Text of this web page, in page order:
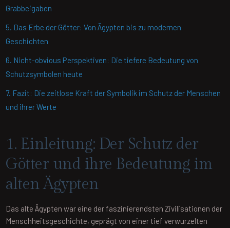
Grabbeigaben
5. Das Erbe der Götter: Von Ägypten bis zu modernen
Geschichten
6. Nicht-obvious Perspektiven: Die tiefere Bedeutung von
Schutzsymbolen heute
7. Fazit: Die zeitlose Kraft der Symbolik im Schutz der Menschen
und ihrer Werte
1. Einleitung: Der Schutz der
Götter und ihre Bedeutung im
alten Ägypten
Das alte Ägypten war eine der faszinierendsten Zivilisationen der
Menschheitsgeschichte, geprägt von einer tief verwurzelten